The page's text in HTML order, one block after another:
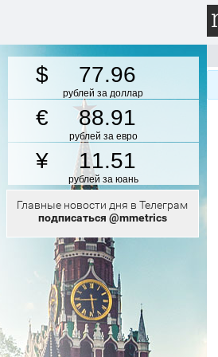
77.96
рублей за доллар
88.91
рублей за евро
11.51
рублей за юань
Главные новости дня в Телеграм
подписаться @mmetrics